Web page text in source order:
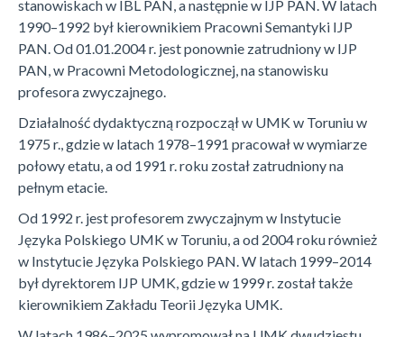
stanowiskach w IBL PAN, a następnie w IJP PAN. W latach
1990–1992 był kierownikiem Pracowni Semantyki IJP
PAN. Od 01.01.2004 r. jest ponownie zatrudniony w IJP
PAN, w Pracowni Metodologicznej, na stanowisku
profesora zwyczajnego.
Działalność dydaktyczną rozpoczął w UMK w Toruniu w
1975 r., gdzie w latach 1978–1991 pracował w wymiarze
połowy etatu, a od 1991 r. roku został zatrudniony na
pełnym etacie.
Od 1992 r. jest profesorem zwyczajnym w Instytucie
Języka Polskiego UMK w Toruniu, a od 2004 roku również
w Instytucie Języka Polskiego PAN. W latach 1999–2014
był dyrektorem IJP UMK, gdzie w 1999 r. został także
kierownikiem Zakładu Teorii Języka UMK.